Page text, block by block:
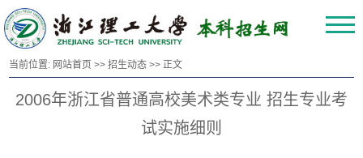
当前位置: 网站首页 >>招生动态 >> 正文
2006年浙江省普通高校美术类专业 招生专业考
试实施细则